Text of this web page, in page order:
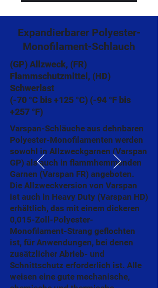
Expandierbarer Polyester-
Monofilament-Schlauch
(GP) Allzweck, (FR)
Flammschutzmittel, (HD)
Schwerlast
(-70 °C bis +125 °C) (-94 °F bis
+257 °F)
Varspan-Schläuche aus dehnbaren
Polyester-Monofilamenten werden
sowohl in Allzweckgarnen (Varspan
GP) als auch in flammhemmenden
Garnen (Varspan FR) angeboten.
Die Allzweckversion von Varspan
ist auch in Heavy Duty (Varspan HD)
erhältlich, das mit einem dickeren
0,015-Zoll-Polyester-
Monofilament-Strang geflochten
ist, für Anwendungen, bei denen
zusätzlicher Abrieb- und
Schnittschutz erforderlich ist. Alle
weisen eine gute mechanische,